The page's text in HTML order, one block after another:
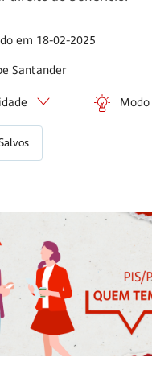
em 18-02-2025
Santander